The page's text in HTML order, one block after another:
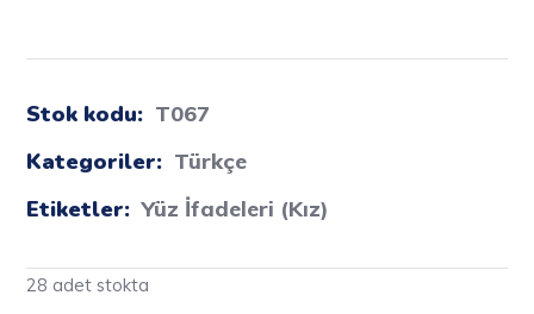
Stok kodu: T067
Kategoriler: Türkçe
Etiketler: Yüz İfadeleri (Kız)
28 adet stokta